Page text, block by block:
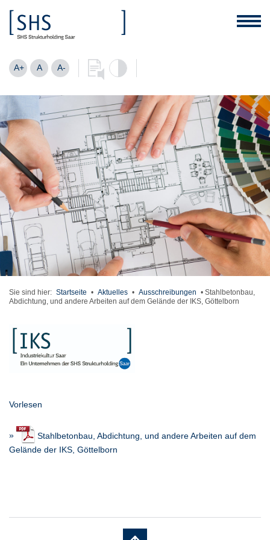
A+ A A-
Sie sind hier: Startseite • Aktuelles • Ausschreibungen • Stahlbetonbau,
Abdichtung, und andere Arbeiten auf dem Gelände der IKS, Göttelborn
Vorlesen
»
Stahlbetonbau, Abdichtung, und andere Arbeiten auf dem
Gelände der IKS, Göttelborn